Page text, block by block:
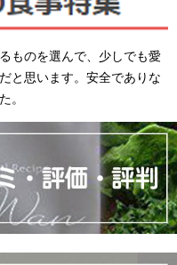
ものを選んで、少しでも愛
と思います。安全でありな
。